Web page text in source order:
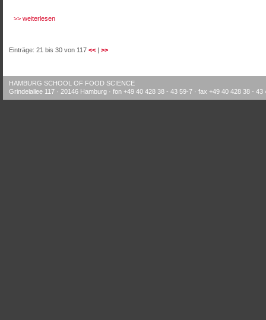
>> weiterlesen
Einträge: 21 bis 30 von 117 << | >>
HAMBURG SCHOOL OF FOOD SCIENCE
Grindelallee 117 · 20146 Hamburg · fon +49 40 428 38 - 43 59-7 · fax +49 40 428 38 - 43